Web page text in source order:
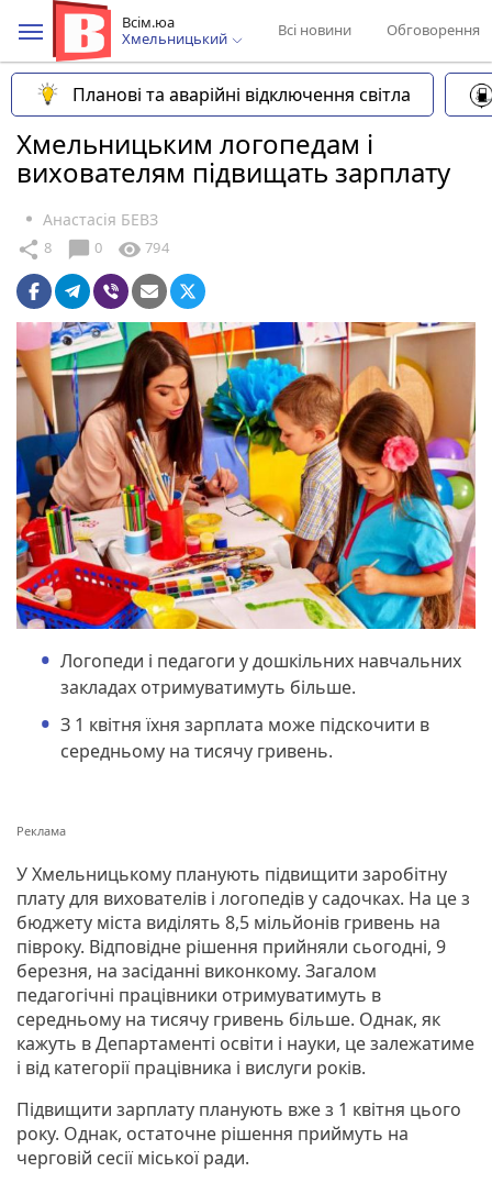
Всім.юа
Хмельницький
Всі новини Обговорення
Планові та аварійні відключення світла
Хмельницьким логопедам і
вихователям підвищать зарплату
Анастасія БЕВЗ
share 8 chat_bubble 0 visibility 794
Логопеди і педагоги у дошкільних навчальних
закладах отримуватимуть більше.
З 1 квітня їхня зарплата може підскочити в
середньому на тисячу гривень.
У Хмельницькому планують підвищити заробітну
плату для вихователів і логопедів у садочках. На це з
бюджету міста виділять 8,5 мільйонів гривень на
півроку. Відповідне рішення прийняли сьогодні, 9
березня, на засіданні виконкому. Загалом
педагогічні працівники отримуватимуть в
середньому на тисячу гривень більше. Однак, як
кажуть в Департаменті освіти і науки, це залежатиме
і від категорії працівника і вислуги років.
Підвищити зарплату планують вже з 1 квітня цього
року. Однак, остаточне рішення приймуть на
черговій сесії міської ради.